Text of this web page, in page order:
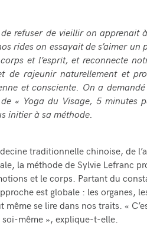
refuser de vieillir on apprenait
rides on essayait de s’aimer un
et l’esprit,etreconnecte
de rajeunir naturellement et
et consciente. On a
« Yoga du Visage, 5 minutes
initier à sa méthode.
traditionnelle chinoise, de
la méthode de Sylvie Lefranc
et le corps. Partant du
est globale : les organes,
même se lire dans nos traits. «
soi-même », explique-t-elle.